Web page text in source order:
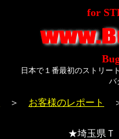
for
日本で１番最初のストリー
バ
＞ お客様のレポート
★埼玉県Ｔ